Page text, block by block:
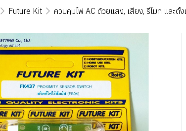
Future Kit ควบคุมไฟ AC ด้วยแสง, เสียง, รีโมท และตั้ง